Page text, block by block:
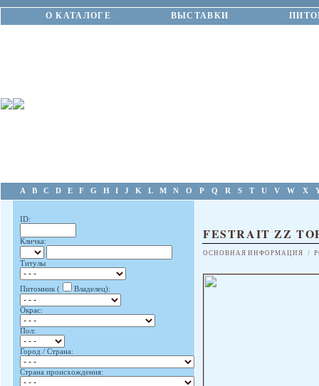
О КАТАЛОГЕ ВЫСТАВКИ
A B C D E F G H I J K L M N O P Q R S T U V W X
ID:
Кличка:
Титулы
Питомник ( Владелец):
Окрас:
Пол:
Город / Страна:
Страна происхождения:
FESTRAIT ZZ
ОСНОВНАЯ ИНФОРМАЦИЯ /